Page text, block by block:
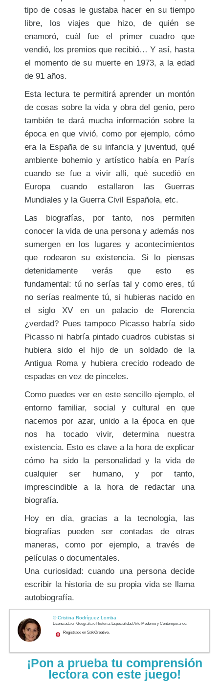
tipo de cosas le gustaba hacer en su tiempo
libre, los viajes que hizo, de quién se
enamoró, cuál fue el primer cuadro que
vendió, los premios que recibió… Y así, hasta
el momento de su muerte en 1973, a la edad
de 91 años.
Esta lectura te permitirá aprender un montón
de cosas sobre la vida y obra del genio, pero
también te dará mucha información sobre la
época en que vivió, como por ejemplo, cómo
era la España de su infancia y juventud, qué
ambiente bohemio y artístico había en París
cuando se fue a vivir allí, qué sucedió en
Europa cuando estallaron las Guerras
Mundiales y la Guerra Civil Española, etc.
Las biografías, por tanto, nos permiten
conocer la vida de una persona y además nos
sumergen en los lugares y acontecimientos
que rodearon su existencia. Si lo piensas
detenidamente verás que esto es
fundamental: tú no serías tal y como eres, tú
no serías realmente tú, si hubieras nacido en
el siglo XV en un palacio de Florencia
¿verdad? Pues tampoco Picasso habría sido
Picasso ni habría pintado cuadros cubistas si
hubiera sido el hijo de un soldado de la
Antigua Roma y hubiera crecido rodeado de
espadas en vez de pinceles.
Como puedes ver en este sencillo ejemplo, el
entorno familiar, social y cultural en que
nacemos por azar, unido a la época en que
nos ha tocado vivir, determina nuestra
existencia. Esto es clave a la hora de explicar
cómo ha sido la personalidad y la vida de
cualquier ser humano, y por tanto,
imprescindible a la hora de redactar una
biografía.
Hoy en día, gracias a la tecnología, las
biografías pueden ser contadas de otras
maneras, como por ejemplo, a través de
películas o documentales.
Una curiosidad: cuando una persona decide
escribir la historia de su propia vida se llama
autobiografía.
¡Pon a prueba tu comprensión
lectora con este juego!